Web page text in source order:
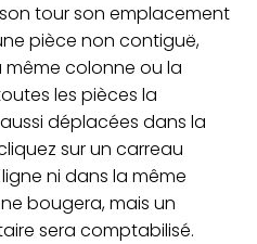
tour son emplacement
pièce non contiguë,
colonne ou la
les pièces la
déplacées dans la
sur un carreau
ni dans la même
bougera, mais un
sera comptabilisé.